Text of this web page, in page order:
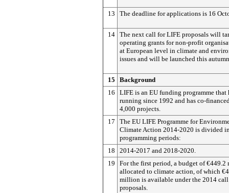
13 The deadline for applications is 16
14 The next call for LIFE proposals will
operating grants for non-profit
at European level in climate and
issues and will be launched this
15
Background
16
LIFE is an EU funding programme that
running since 1992 and has co-
4,000 projects.
17
The EU LIFE Programme for
Climate Action 2014-2020 is divided
programming periods:
18
2014-2017 and 2018-2020.
19
For the first period, a budget of
allocated to climate action, of which
million is available under the 2014
proposals.